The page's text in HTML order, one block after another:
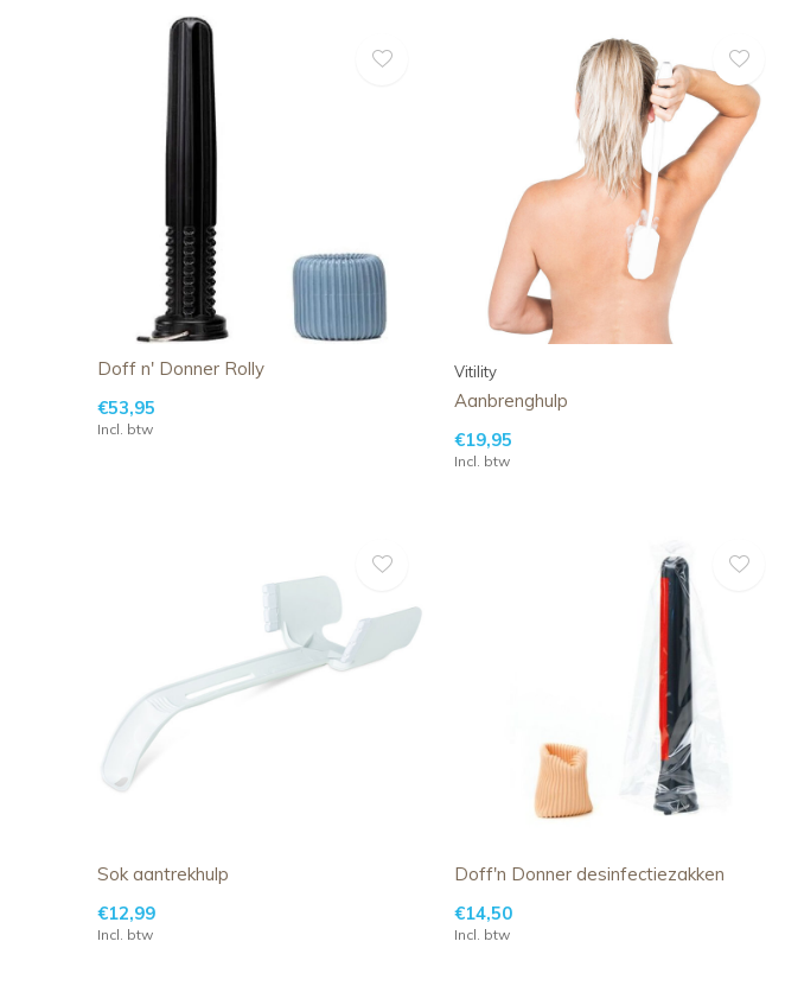
Doff n' Donner Rolly
€53,95
Incl. btw
Vitility
Aanbrenghulp
€19,95
Incl. btw
Sok aantrekhulp
€12,99
Incl. btw
Doff'n Donner desinfectiezakken
€14,50
Incl. btw